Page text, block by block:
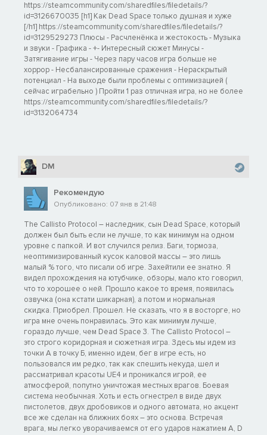
https://steamcommunity.com/sharedfiles/filedetails/?
id=3126670035 [h1] Как Dead Space только душная и хуже
[/h1] https://steamcommunity.com/sharedfiles/filedetails/?
id=3129529273 Плюсы - Расчленёнка и жестокость - Музыка
и звуки - Графика - +- Интересный сюжет Минусы -
Затягивание игры - Через пару часов игра больше не
хоррор - Несбалансированные сражения - Нераскрытый
потенциал - На выходе были проблемы с оптимизацией (
сейчас играбельно ) Пройти 1 раз отличная игра, но не более
https://steamcommunity.com/sharedfiles/filedetails/?
id=3132064734
DM
Рекомендую
Опубликовано: 07 янв в 21:48
The Callisto Protocol – наследник, сын Dead Space, который
должен был быть если не лучше, то как минимум на одном
уровне с папкой. И вот случился релиз. Баги, тормоза,
неоптимизированный кусок каловой массы – это лишь
малый % того, что писали об игре. Захейтили ее знатно. Я
видел прохождения на ютубчике, обзоры, мало кто говорил,
что то хорошее о ней. Прошло какое то время, появилась
озвучка (она кстати шикарная), а потом и нормальная
скидка. Приобрел. Прошел. Не сказать, что я в восторге, но
игра мне очень понравилась. Это как минимум лучше,
гораздо лучше, чем Dead Space 3. The Callisto Protocol –
это строго коридорная и сюжетная игра. Здесь мы идем из
точки А в точку Б, именно идем, бег в игре есть, но
пользовался им редко, так как спешить некуда, шел и
рассматривал красоты UE4 и проникался игрой, ее
атмосферой, попутно уничтожая местных врагов. Боевая
система необычная. Хоть и есть огнестрел в виде двух
пистолетов, двух дробовиков и одного автомата, но акцент
все же сделан на ближних боях – это основа. Встречая
врага, мы легко уворачиваемся от его ударов нажатием A, D